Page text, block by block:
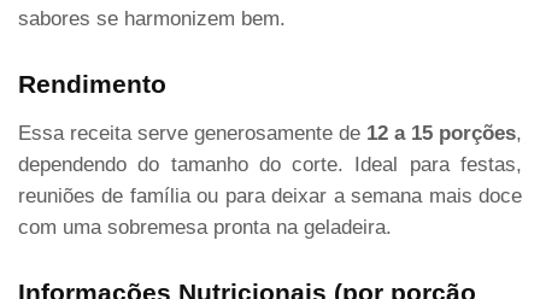
sabores se harmonizem bem.
Rendimento
Essa receita serve generosamente de 12 a 15 porções,
dependendo do tamanho do corte. Ideal para festas,
reuniões de família ou para deixar a semana mais doce
com uma sobremesa pronta na geladeira.
Informações Nutricionais (por porção